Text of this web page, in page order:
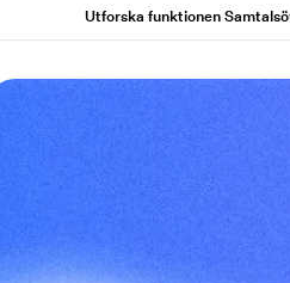
Utforska funktionen